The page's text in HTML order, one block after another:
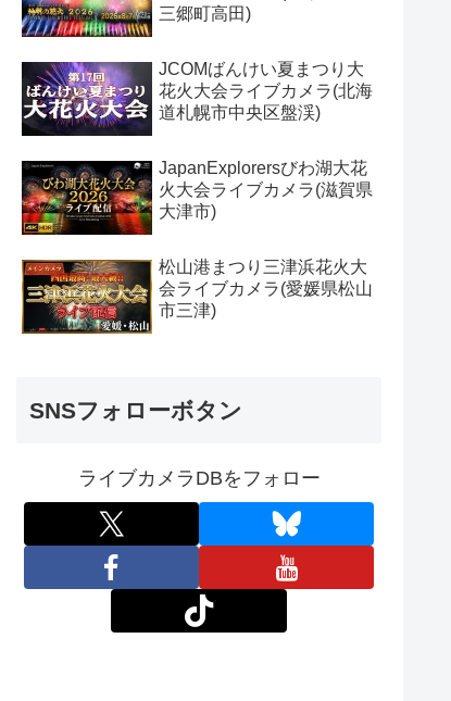
三郷町高田)
JCOMばんけい夏まつり大
花火大会ライブカメラ(北海
道札幌市中央区盤渓)
JapanExplorersびわ湖大花
火大会ライブカメラ(滋賀県
大津市)
松山港まつり三津浜花火大
会ライブカメラ(愛媛県松山
市三津)
SNSフォローボタン
ライブカメラDBをフォロー